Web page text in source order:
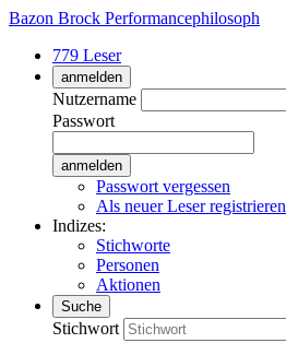
Bazon Brock Performancephilosoph
779 Leser
anmelden
Nutzername
Passwort
Passwort vergessen
Als neuer Leser registrieren
Indizes:
Stichworte
Personen
Aktionen
Suche
Stichwort